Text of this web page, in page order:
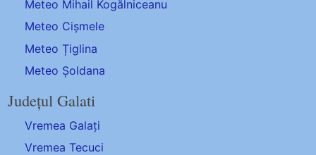
Meteo Mihail Kogălniceanu
Meteo Cișmele
Meteo Țiglina
Meteo Șoldana
Județul Galati
Vremea Galați
Vremea Tecuci